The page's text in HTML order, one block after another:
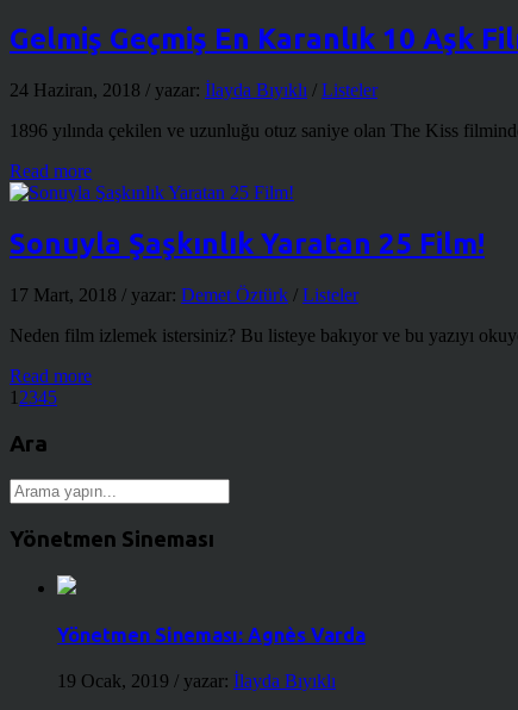
Gelmiş Geçmiş En Karanlık 10 Aşk
24 Haziran, 2018 / yazar: İlayda Bıyıklı / Listeler
1896 yılında çekilen ve uzunluğu otuz saniye olan The Kiss
Read more
Sonuyla Şaşkınlık Yaratan 25 Film!
17 Mart, 2018 / yazar: Demet Öztürk / Listeler
Neden film izlemek istersiniz? Bu listeye bakıyor ve bu yazıyı
Read more
1 2345
Ara
Yönetmen Sineması
Yönetmen Sineması: Agnès Varda
19 Ocak, 2019 / yazar: İlayda Bıyıklı